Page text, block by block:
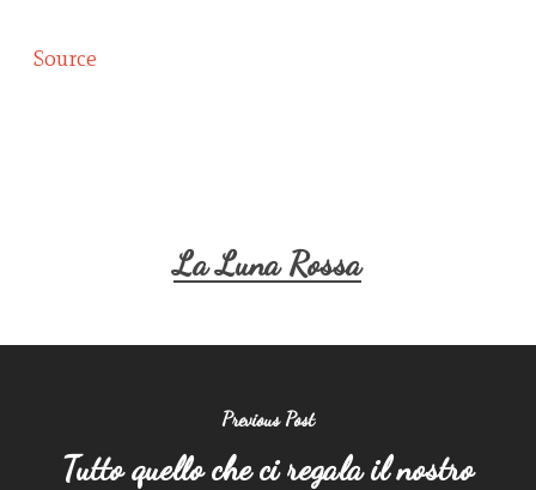
Source
La Luna Rossa
Previous Post
Tutto quello che ci regala il nostro